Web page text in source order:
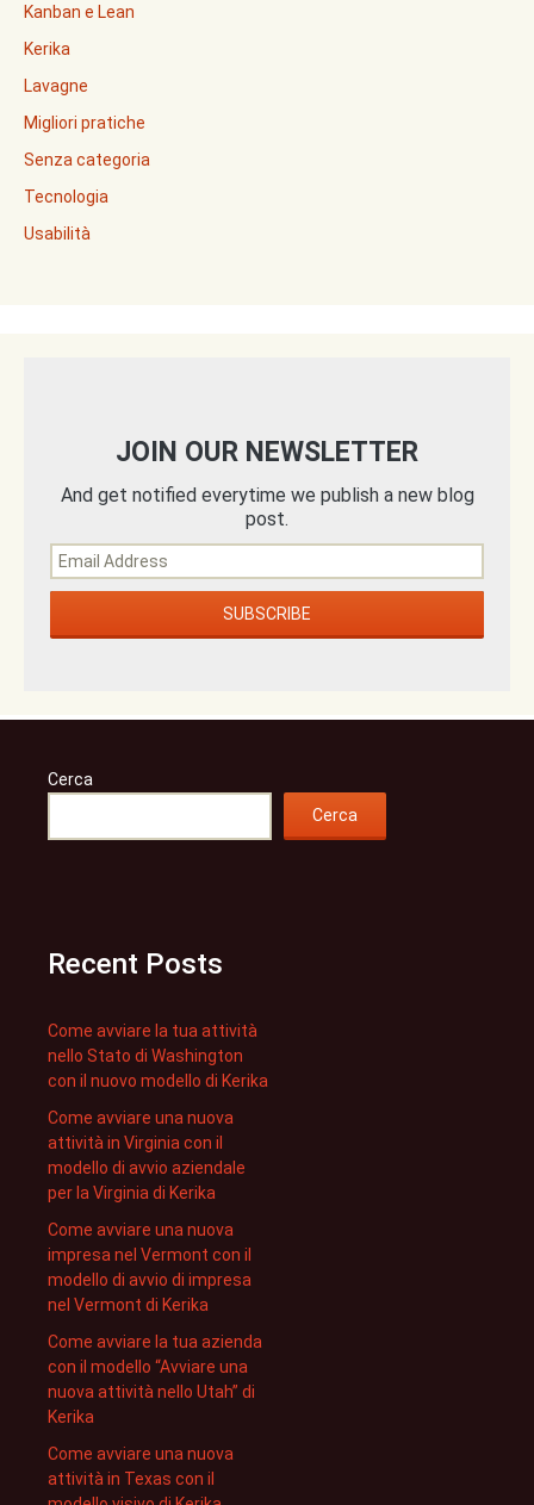
Kanban e Lean
Kerika
Lavagne
Migliori pratiche
Senza categoria
Tecnologia
Usabilità
JOIN OUR NEWSLETTER
And get notified everytime we publish a new blog
post.
Cerca
Cerca
Recent Posts
Come avviare la tua attività
nello Stato di Washington
con il nuovo modello di Kerika
Come avviare una nuova
attività in Virginia con il
modello di avvio aziendale
per la Virginia di Kerika
Come avviare una nuova
impresa nel Vermont con il
modello di avvio di impresa
nel Vermont di Kerika
Come avviare la tua azienda
con il modello “Avviare una
nuova attività nello Utah” di
Kerika
Come avviare una nuova
attività in Texas con il